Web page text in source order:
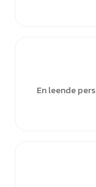
En leende